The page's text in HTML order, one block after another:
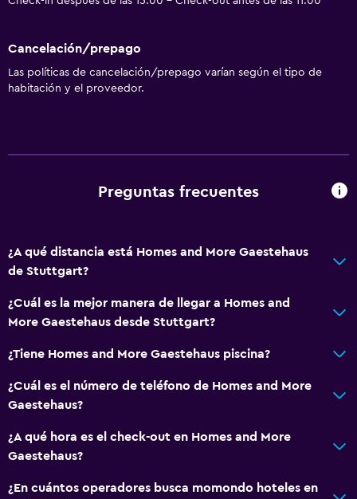
Cancelación/prepago
Las políticas de cancelación/prepago varían según el tipo de
habitación y el proveedor.
Preguntas frecuentes
¿A qué distancia está Homes and More Gaestehaus
de Stuttgart?
¿Cuál es la mejor manera de llegar a Homes and
More Gaestehaus desde Stuttgart?
¿Tiene Homes and More Gaestehaus piscina?
¿Cuál es el número de teléfono de Homes and More
Gaestehaus?
¿A qué hora es el check-out en Homes and More
Gaestehaus?
¿En cuántos operadores busca momondo hoteles en